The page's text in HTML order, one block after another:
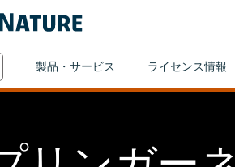
製品・サービス ライセンス情報